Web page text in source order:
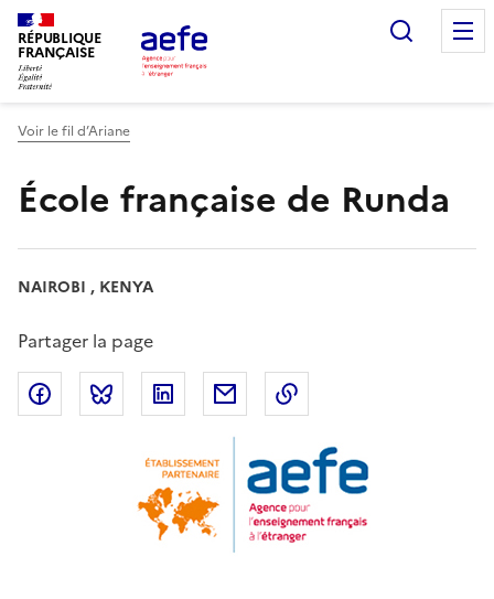
Aller
au
contenu
principal
RÉPUBLIQUE
FRANÇAISE
Voir le fil d’Ariane
École française de Runda
NAIROBI , KENYA
Partager la page
Partager sur Facebook
Partager sur Bluesky
Partager sur LinkedIn
Partager par email